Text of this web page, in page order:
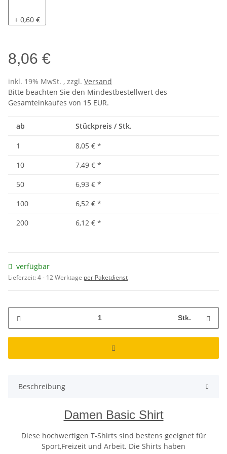
Pacific
+ 0,60 €
8,06 €
inkl. 19% MwSt. , zzgl. Versand
Bitte beachten Sie den Mindestbestellwert des
Gesamteinkaufes von 15 EUR.
ab Stückpreis / Stk.
1 8,05 € *
10
7,49 € *
50
6,93 € *
100
6,52 € *
200
6,12 € *
verfügbar
Lieferzeit:4 - 12 Werktage per Paketdienst
Stk.
Beschreibung
Damen Basic Shirt
Diese hochwertigen T-Shirts sind bestens geeignet für
Sport,Freizeit und Arbeit. Die Shirts haben